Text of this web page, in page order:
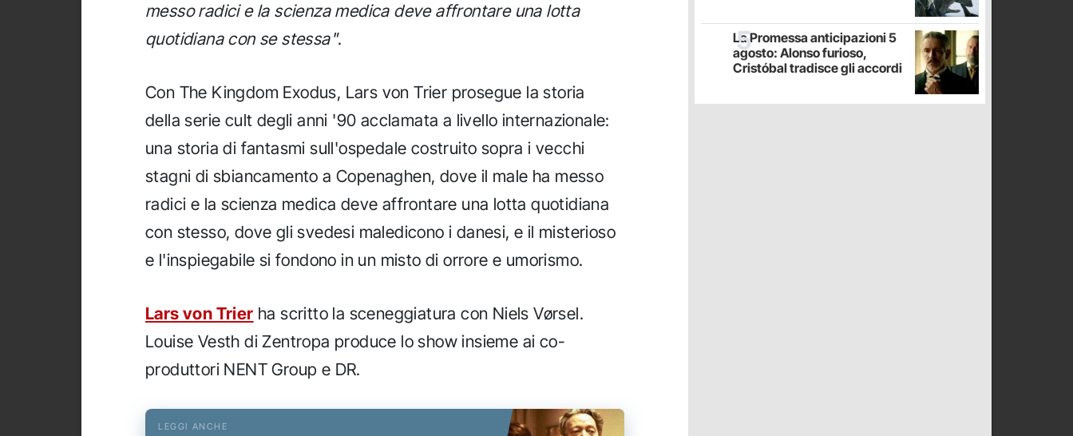
messo radici e la scienza medica deve affrontare una lotta
quotidiana con se stessa".
Con The Kingdom Exodus, Lars von Trier prosegue la storia
della serie cult degli anni '90 acclamata a livello internazionale:
una storia di fantasmi sull'ospedale costruito sopra i vecchi
stagni di sbiancamento a Copenaghen, dove il male ha messo
radici e la scienza medica deve affrontare una lotta quotidiana
con stesso, dove gli svedesi maledicono i danesi, e il misterioso
e l'inspiegabile si fondono in un misto di orrore e umorismo.
Lars von Trier ha scritto la sceneggiatura con Niels Vørsel.
Louise Vesth di Zentropa produce lo show insieme ai co-
produttori NENT Group e DR.
La Promessa anticipazioni 5
agosto: Alonso furioso,
Cristóbal tradisce gli accordi